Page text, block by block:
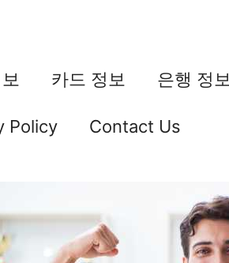
카드 정보 은행 정보
Policy Contact Us